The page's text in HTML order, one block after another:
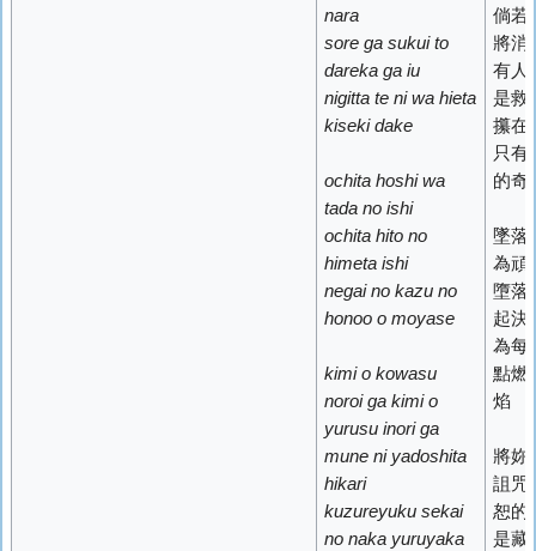
nara
sore ga sukui to
dareka ga iu
nigitta te ni wa hieta
kiseki dake
ochita hoshi wa
tada no ishi
ochita hito no
himeta ishi
negai no kazu no
honoo o moyase
kimi o kowasu
noroi ga kimi o
yurusu inori ga
mune ni yadoshita
hikari
kuzureyuku sekai
no naka yuruyaka
倘若
將消
有人
是救
攥在
只有
的奇
墜落
為頑
墮落
起決
為每
點燃
焰
將妳
詛咒
恕的
是藏